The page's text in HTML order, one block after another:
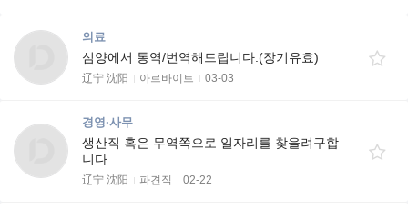
의료
심양에서 통역/번역해드립니다.(장기유효)
辽宁 沈阳 아르바이트 03-03
경영·사무
생산직 혹은 무역쪽으로 일자리를 찾을려구합
니다
辽宁 沈阳 파견직 02-22